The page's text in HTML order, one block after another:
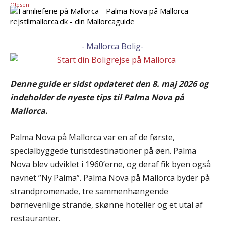
- Mallorca Bolig-
Denne guide er sidst opdateret den 8. maj 2026 og
indeholder de nyeste tips til Palma Nova på
Mallorca.
Palma Nova på Mallorca var en af de første,
specialbyggede turistdestinationer på øen. Palma
Nova blev udviklet i 1960’erne, og deraf fik byen også
navnet ”Ny Palma”. Palma Nova på Mallorca byder på
strandpromenade, tre sammenhængende
børnevenlige strande, skønne hoteller og et utal af
restauranter.